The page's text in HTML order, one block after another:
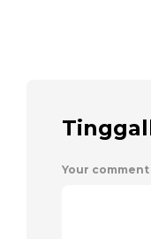
Your comment